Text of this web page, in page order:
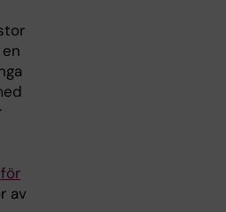
av